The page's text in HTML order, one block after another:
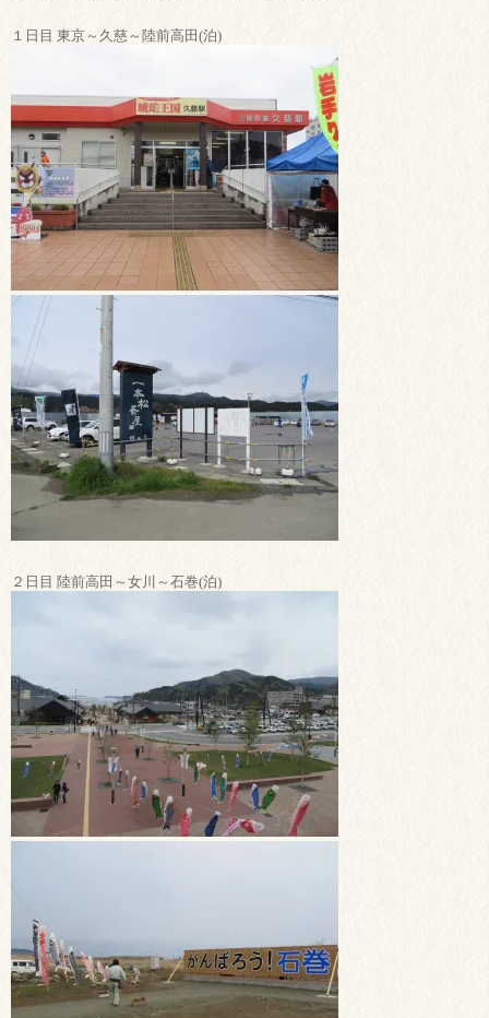
１日目 東京～久慈～陸前高田(泊)
２日目 陸前高田～女川～石巻(泊)